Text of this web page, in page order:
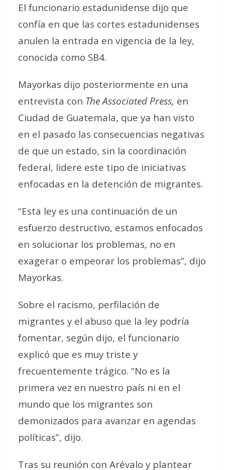
El funcionario estadunidense dijo que
confía en que las cortes estadunidenses
anulen la entrada en vigencia de la ley,
conocida como SB4.
Mayorkas dijo posteriormente en una
entrevista con The Associated Press, en
Ciudad de Guatemala, que ya han visto
en el pasado las consecuencias negativas
de que un estado, sin la coordinación
federal, lidere este tipo de iniciativas
enfocadas en la detención de migrantes.
“Esta ley es una continuación de un
esfuerzo destructivo, estamos enfocados
en solucionar los problemas, no en
exagerar o empeorar los problemas”, dijo
Mayorkas.
Sobre el racismo, perfilación de
migrantes y el abuso que la ley podría
fomentar, según dijo, el funcionario
explicó que es muy triste y
frecuentemente trágico. “No es la
primera vez en nuestro país ni en el
mundo que los migrantes son
demonizados para avanzar en agendas
políticas”, dijo.
Tras su reunión con Arévalo y plantear